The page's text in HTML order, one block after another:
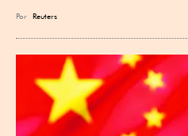
Por Reuters